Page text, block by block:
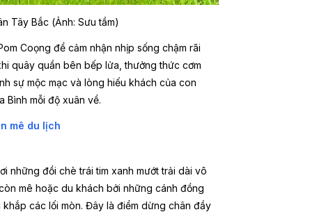
Tây Bắc (Ảnh: Sưu tầm)
Coọng để cảm nhận nhịp sống chậm rãi
quây quần bên bếp lửa, thưởng thức cơm
sự mộc mạc và lòng hiếu khách của con
Bình mỗi độ xuân về.
mê du lịch
những đồi chè trái tim xanh mướt trải dài vô
mê hoặc du khách bởi những cánh đồng
các lối mòn. Đây là điểm dừng chân đầy